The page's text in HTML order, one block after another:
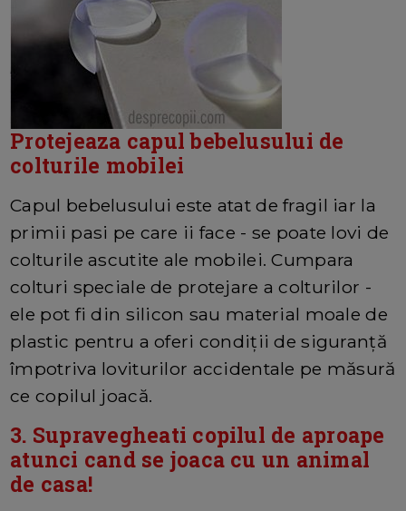
Protejeaza capul bebelusului de
colturile mobilei
Capul bebelusului este atat de fragil iar la
primii pasi pe care ii face - se poate lovi de
colturile ascutite ale mobilei. Cumpara
colturi speciale de protejare a colturilor -
ele pot fi din silicon sau material moale de
plastic pentru a oferi condiții de siguranță
împotriva loviturilor accidentale pe măsură
ce copilul joacă.
3. Supravegheati copilul de aproape
atunci cand se joaca cu un animal
de casa!